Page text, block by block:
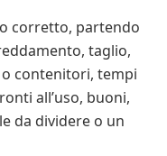
corretto, partendo
taglio,
contenitori, tempi
all’uso, buoni,
da dividere o un